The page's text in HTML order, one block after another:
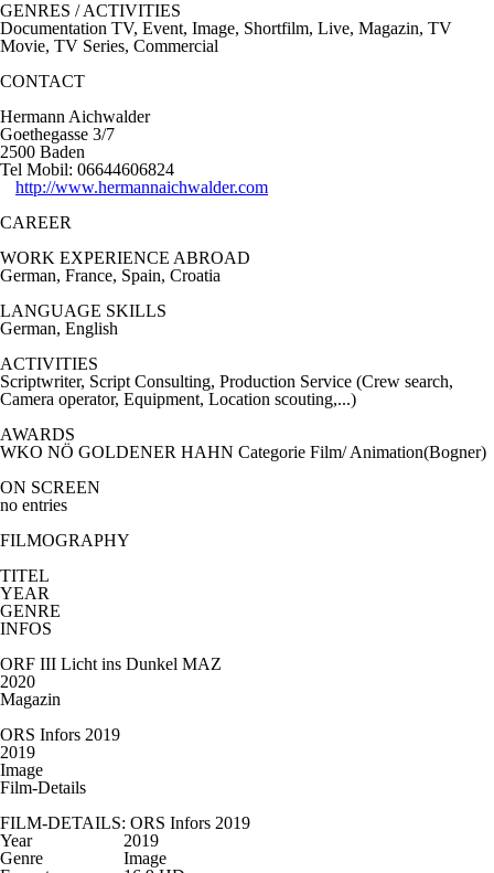
GENRES / ACTIVITIES
Documentation TV, Event, Image, Shortfilm, Live, Magazin, TV
Movie, TV Series, Commercial
CONTACT
Hermann Aichwalder
Goethegasse 3/7
2500 Baden
Tel Mobil: 06644606824
http://www.hermannaichwalder.com
CAREER
WORK EXPERIENCE ABROAD
German, France, Spain, Croatia
LANGUAGE SKILLS
German, English
ACTIVITIES
Scriptwriter, Script Consulting, Production Service (Crew search,
Camera operator, Equipment, Location scouting,...)
AWARDS
WKO NÖ GOLDENER HAHN Categorie Film/ Animation(Bogner)
ON SCREEN
no entries
FILMOGRAPHY
TITEL
YEAR
GENRE
INFOS
ORF III Licht ins Dunkel MAZ
2020
Magazin
ORS Infors 2019
2019
Image
Film-Details
FILM-DETAILS: ORS Infors 2019
Year
2019
Genre
Image